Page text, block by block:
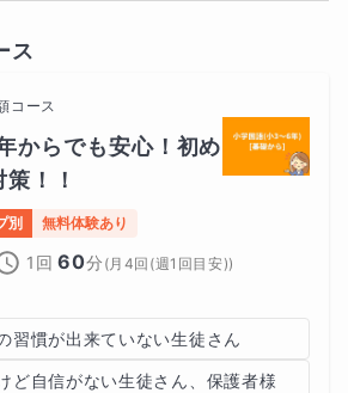
ス
コース
からでも安心！初め
！！
別 無料体験あり
1回 60分 (月4回(週1回目安))
習慣が出来ていない生徒さん
ど自信がない生徒さん、保護者様